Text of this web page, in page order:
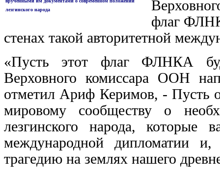
лезгинского народа
флаг
стенах такой авторитетной
«Пусть этот флаг ФЛНКА
Верховного комиссара ООН
отметил Ариф Керимов, - Пусть
мировому сообществу о
лезгинского народа,
международной дипломатии
трагедию на землях нашего